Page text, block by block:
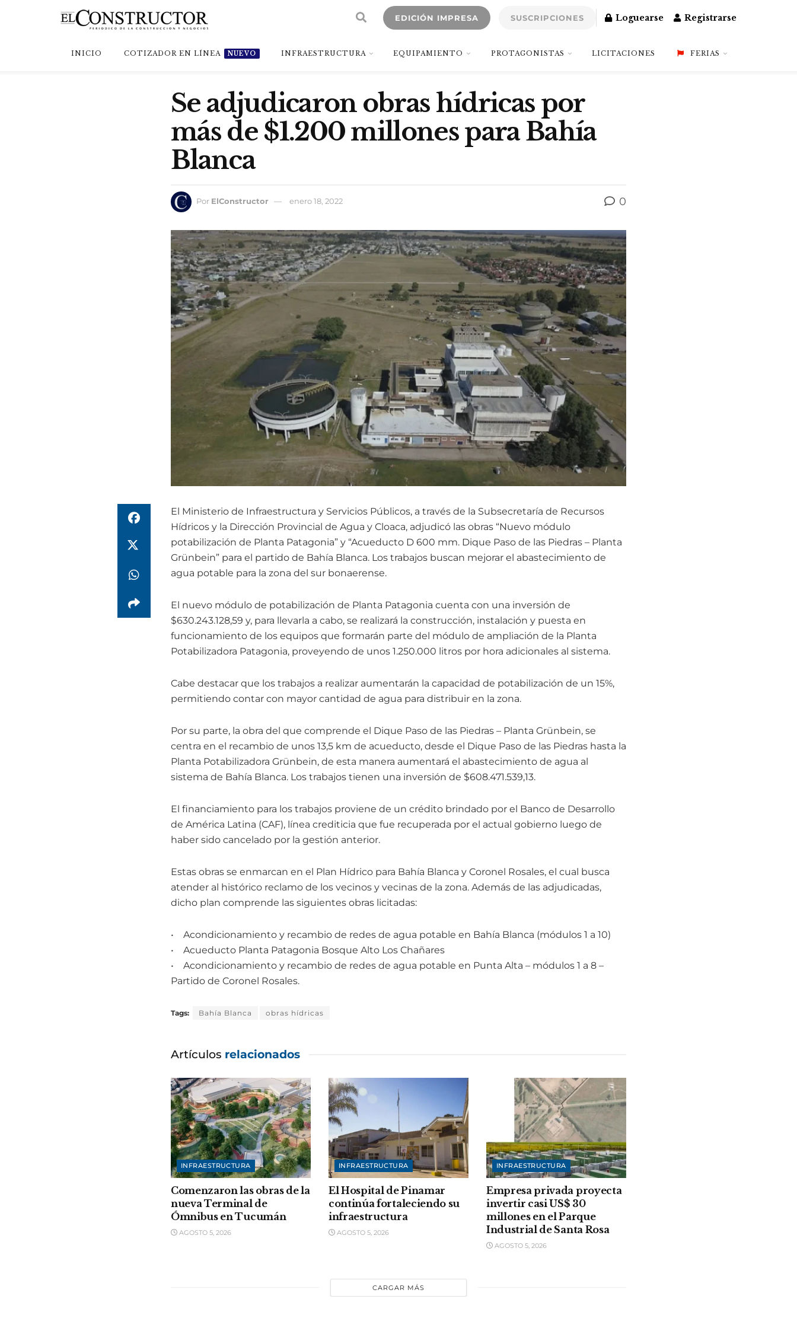
EDICIÓN IMPRESA SUSCRIPCIONES Loguearse Registrarse
INICIO COTIZADOR EN LÍNEA NUEVO INFRAESTRUCTURA EQUIPAMIENTO PROTAGONISTAS LICITACIONES FERIAS
Se adjudicaron obras hídricas por
más de $1.200 millones para Bahía
Blanca
Por ElConstructor enero 18, 2022 0
El Ministerio de Infraestructura y Servicios Públicos, a través de la Subsecretaría de Recursos
Hídricos y la Dirección Provincial de Agua y Cloaca, adjudicó las obras “Nuevo módulo
potabilización de Planta Patagonia” y “Acueducto D 600 mm. Dique Paso de las Piedras – Planta
Grünbein” para el partido de Bahía Blanca. Los trabajos buscan mejorar el abastecimiento de
agua potable para la zona del sur bonaerense.
El nuevo módulo de potabilización de Planta Patagonia cuenta con una inversión de
$630.243.128,59 y, para llevarla a cabo, se realizará la construcción, instalación y puesta en
funcionamiento de los equipos que formarán parte del módulo de ampliación de la Planta
Potabilizadora Patagonia, proveyendo de unos 1.250.000 litros por hora adicionales al sistema.
Cabe destacar que los trabajos a realizar aumentarán la capacidad de potabilización de un 15%,
permitiendo contar con mayor cantidad de agua para distribuir en la zona.
Por su parte, la obra del que comprende el Dique Paso de las Piedras – Planta Grünbein, se
centra en el recambio de unos 13,5 km de acueducto, desde el Dique Paso de las Piedras hasta la
Planta Potabilizadora Grünbein, de esta manera aumentará el abastecimiento de agua al
sistema de Bahía Blanca. Los trabajos tienen una inversión de $608.471.539,13.
El financiamiento para los trabajos proviene de un crédito brindado por el Banco de Desarrollo
de América Latina (CAF), línea crediticia que fue recuperada por el actual gobierno luego de
haber sido cancelado por la gestión anterior.
Estas obras se enmarcan en el Plan Hídrico para Bahía Blanca y Coronel Rosales, el cual busca
atender al histórico reclamo de los vecinos y vecinas de la zona. Además de las adjudicadas,
dicho plan comprende las siguientes obras licitadas:
• Acondicionamiento y recambio de redes de agua potable en Bahía Blanca (módulos 1 a 10)
• Acueducto Planta Patagonia Bosque Alto Los Chañares
• Acondicionamiento y recambio de redes de agua potable en Punta Alta – módulos 1 a 8 –
Partido de Coronel Rosales.
Tags: Bahía Blanca obras hídricas
Artículos relacionados
INFRAESTRUCTURA
Comenzaron las obras de la
nueva Terminal de
Ómnibus en Tucumán
AGOSTO 5, 2026
INFRAESTRUCTURA
El Hospital de Pinamar
continúa fortaleciendo su
infraestructura
AGOSTO 5, 2026
INFRAESTRUCTURA
Empresa privada proyecta
invertir casi US$ 30
millones en el Parque
Industrial de Santa Rosa
AGOSTO 5, 2026
CARGAR MÁS